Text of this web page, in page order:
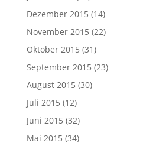
Dezember 2015 (14)
November 2015 (22)
Oktober 2015 (31)
September 2015 (23)
August 2015 (30)
Juli 2015 (12)
Juni 2015 (32)
Mai 2015 (34)